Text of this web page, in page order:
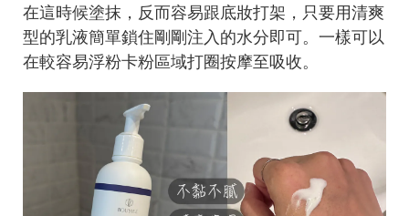
在這時候塗抹，反而容易跟底妝打架，只要用清爽
型的乳液簡單鎖住剛剛注入的水分即可。一樣可以
在較容易浮粉卡粉區域打圈按摩至吸收。